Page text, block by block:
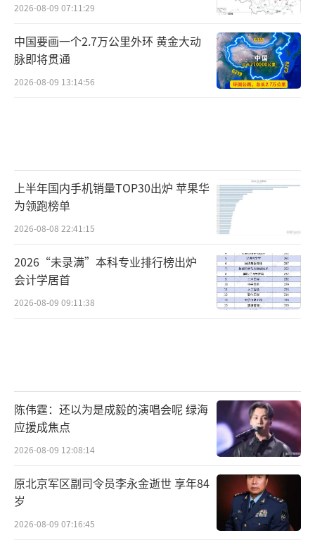
2026-08-09 07:11:29
中国要画一个2.7万公里外环 黄金大动
脉即将贯通
2026-08-09 13:14:56
上半年国内手机销量TOP30出炉 苹果华
为领跑榜单
2026-08-08 22:41:15
2026“未录满”本科专业排行榜出炉
会计学居首
2026-08-09 09:11:38
陈伟霆：还以为是成毅的演唱会呢 绿海
应援成焦点
2026-08-09 12:08:14
原北京军区副司令员李永金逝世 享年84
岁
2026-08-09 07:16:45